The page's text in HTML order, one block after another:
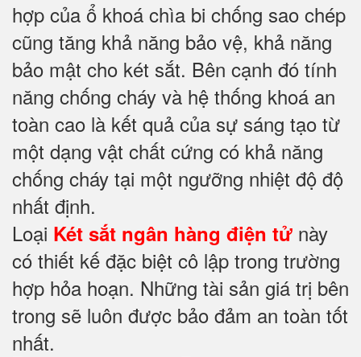
hợp của ổ khoá chìa bi chống sao chép
cũng tăng khả năng bảo vệ, khả năng
bảo mật cho két sắt. Bên cạnh đó tính
năng chống cháy và hệ thống khoá an
toàn cao là kết quả của sự sáng tạo từ
một dạng vật chất cứng có khả năng
chống cháy tại một ngưỡng nhiệt độ độ
nhất định.
Loại Két sắt ngân hàng điện tử này
có thiết kế đặc biệt cô lập trong trường
hợp hỏa hoạn. Những tài sản giá trị bên
trong sẽ luôn được bảo đảm an toàn tốt
nhất.